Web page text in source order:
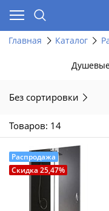
Главная Каталог
Без сортировки
Товаров: 14
Распродажа
Скидка 25,47%